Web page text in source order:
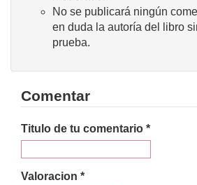
No se publicará ningún
en duda la autoría del libro
prueba.
Comentar
Titulo de tu comentario *
Valoracion *